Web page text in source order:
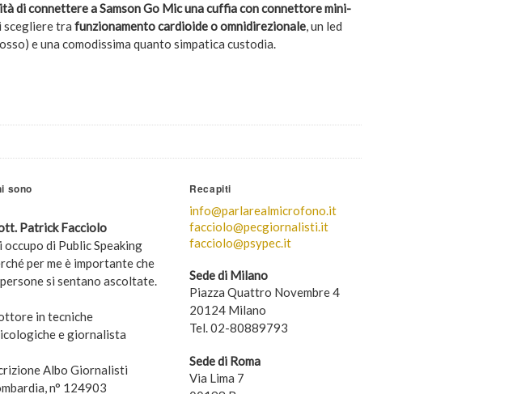
di connettere a Samson Go Mic una cuffia con connettore mini-
scegliere tra funzionamento cardioide o omnidirezionale, un led
e una comodissima quanto simpatica custodia.
sono
Patrick Facciolo
occupo di Public Speaking
per me è importante che
si sentano ascoltate.
in tecniche
e giornalista
Albo Giornalisti
n° 124903
Recapiti
info@parlarealmicrofono.it
facciolo@pecgiornalisti.it
facciolo@psypec.it
Sede di Milano
Piazza Quattro Novembre 4
20124 Milano
Tel. 02-80889793
Sede di Roma
Via Lima 7